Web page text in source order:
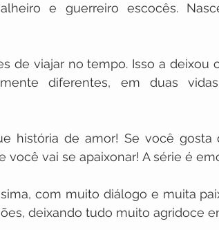
e guerreiro escocês.
de viajar no tempo. Isso a deixou
diferentes, em duas
história de amor! Se você
você vai se apaixonar! A série é
com muito diálogo e muita
deixando tudo muito agridoce